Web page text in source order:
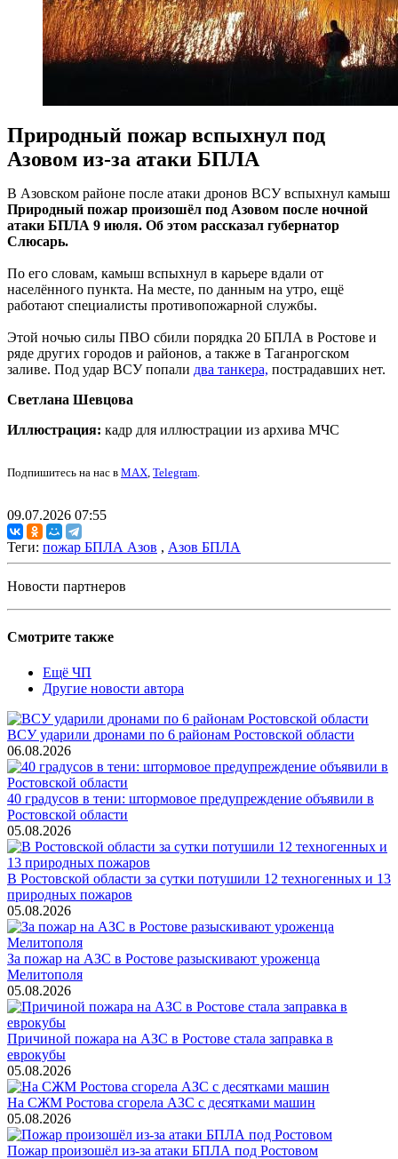
Природный пожар вспыхнул под
Азовом из-за атаки БПЛА
В Азовском районе после атаки дронов ВСУ вспыхнул камыш
Природный пожар произошёл под Азовом после ночной
атаки БПЛА 9 июля. Об этом рассказал губернатор
Слюсарь.
По его словам, камыш вспыхнул в карьере вдали от
населённого пункта. На месте, по данным на утро, ещё
работают специалисты противопожарной службы.
Этой ночью силы ПВО сбили порядка 20 БПЛА в Ростове и
ряде других городов и районов, а также в Таганрогском
заливе. Под удар ВСУ попали два танкера, пострадавших нет.
Светлана Шевцова
Иллюстрация: кадр для иллюстрации из архива МЧС
Подпишитесь на нас в MAX, Telegram.
09.07.2026 07:55
Теги: пожар БПЛА Азов , Азов БПЛА
Новости партнеров
Смотрите также
Ещё ЧП
Другие новости автора
ВСУ ударили дронами по 6 районам Ростовской области
06.08.2026
40 градусов в тени: штормовое предупреждение объявили в
Ростовской области
05.08.2026
В Ростовской области за сутки потушили 12 техногенных и 13
природных пожаров
05.08.2026
За пожар на АЗС в Ростове разыскивают уроженца
Мелитополя
05.08.2026
Причиной пожара на АЗС в Ростове стала заправка в
еврокубы
05.08.2026
На СЖМ Ростова сгорела АЗС с десятками машин
05.08.2026
Пожар произошёл из-за атаки БПЛА под Ростовом